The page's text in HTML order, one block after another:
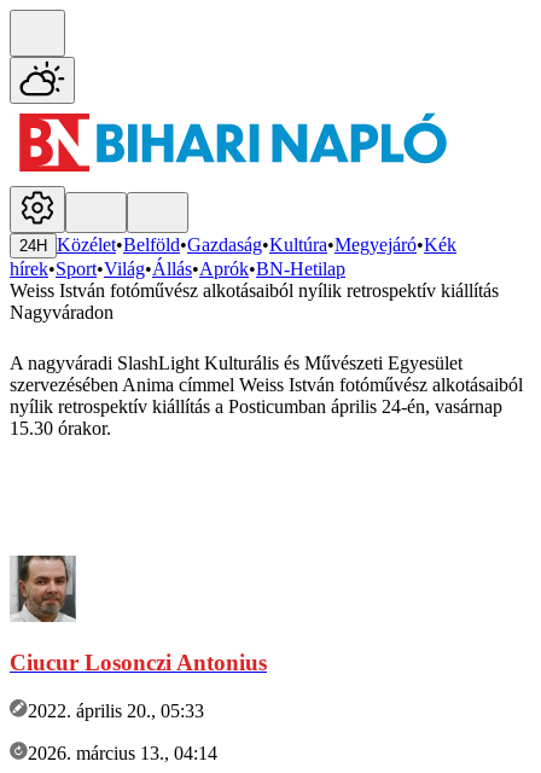
24H Közélet•Belföld•Gazdaság•Kultúra•Megyejáró•Kék
hírek•Sport•Világ•Állás•Aprók•BN-Hetilap
Weiss István fotóművész alkotásaiból nyílik retrospektív kiállítás
Nagyváradon
A nagyváradi SlashLight Kulturális és Művészeti Egyesület
szervezésében Anima címmel Weiss István fotóművész alkotásaiból
nyílik retrospektív kiállítás a Posticumban április 24-én, vasárnap
15.30 órakor.
Ciucur Losonczi Antonius
2022. április 20., 05:33
2026. március 13., 04:14